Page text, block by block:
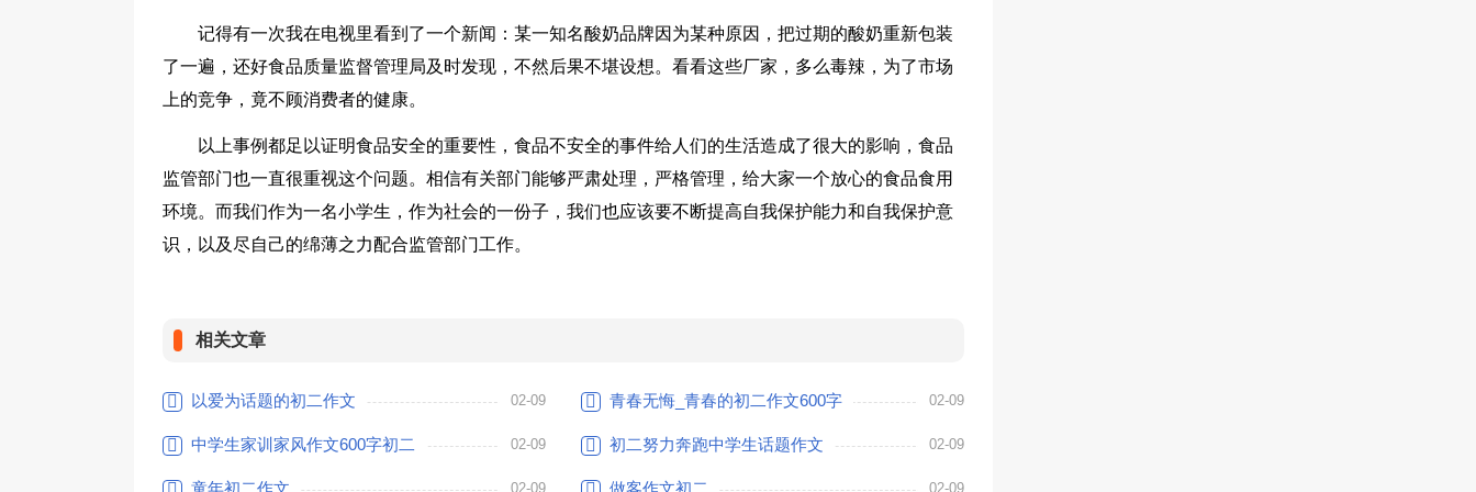
记得有一次我在电视里看到了一个新闻：某一知名酸奶品牌因为某种原因，把过期的酸奶重新包装
了一遍，还好食品质量监督管理局及时发现，不然后果不堪设想。看看这些厂家，多么毒辣，为了市场
上的竞争，竟不顾消费者的健康。
以上事例都足以证明食品安全的重要性，食品不安全的事件给人们的生活造成了很大的影响，食品
监管部门也一直很重视这个问题。相信有关部门能够严肃处理，严格管理，给大家一个放心的食品食用
环境。而我们作为一名小学生，作为社会的一份子，我们也应该要不断提高自我保护能力和自我保护意
识，以及尽自己的绵薄之力配合监管部门工作。
相关文章
以爱为话题的初二作文 02-09 青春无悔_青春的初二作文600字 02-09
中学生家训家风作文600字初二 02-09 初二努力奔跑中学生话题作文 02-09
童年初二作文 02-09 做客作文初二 02-09